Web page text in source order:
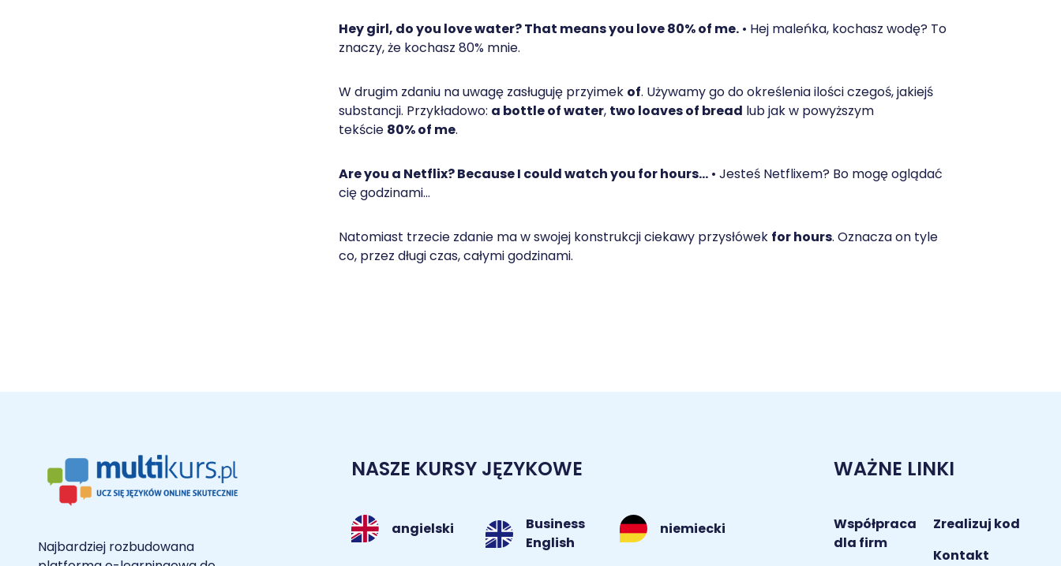
Hey girl, do you love water? That means you love 80% of me. • Hej maleńka, kochasz wodę? To
znaczy, że kochasz 80% mnie.
W drugim zdaniu na uwagę zasługuję przyimek of. Używamy go do określenia ilości czegoś, jakiejś
substancji. Przykładowo: a bottle of water, two loaves of bread lub jak w powyższym
tekście 80% of me.
Are you a Netflix? Because I could watch you for hours… • Jesteś Netflixem? Bo mogę oglądać
cię godzinami…
Natomiast trzecie zdanie ma w swojej konstrukcji ciekawy przysłówek for hours. Oznacza on tyle
co, przez długi czas, całymi godzinami.
Najbardziej rozbudowana
NASZE KURSY JĘZYKOWE
angielski
Business
English
niemiecki
WAŻNE LINKI
Współpraca
dla firm
Zrealizuj kod
Kontakt